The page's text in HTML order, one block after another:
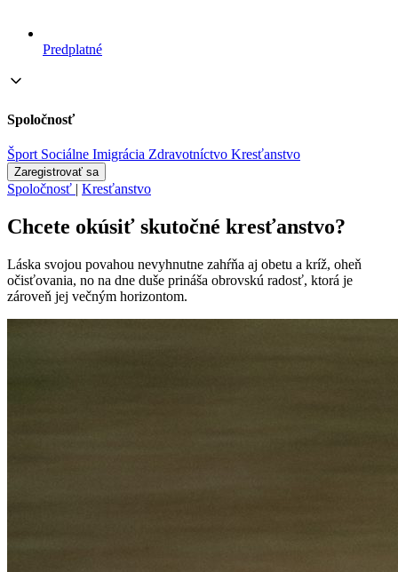
Predplatné
Spoločnosť
Šport Sociálne Imigrácia Zdravotníctvo Kresťanstvo
Zaregistrovať sa
Spoločnosť | Kresťanstvo
Chcete okúsiť skutočné kresťanstvo?
Láska svojou povahou nevyhnutne zahŕňa aj obetu a kríž, oheň
očisťovania, no na dne duše prináša obrovskú radosť, ktorá je
zároveň jej večným horizontom.